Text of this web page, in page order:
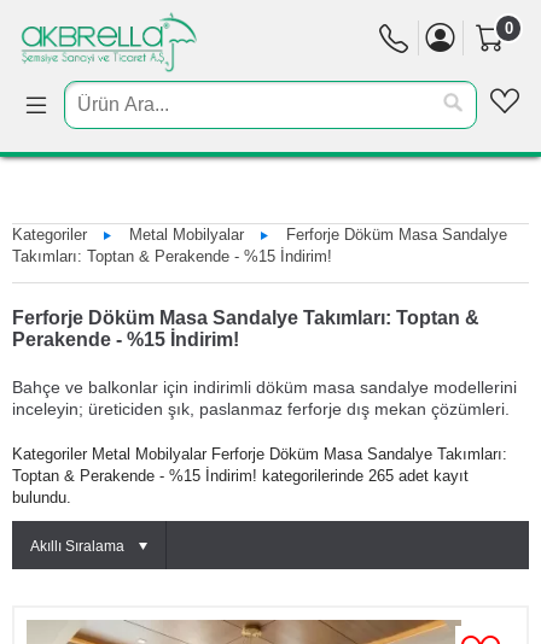
0
Kategoriler Metal Mobilyalar
Ferforje Döküm Masa Sandalye
Takımları: Toptan & Perakende - %15 İndirim!
Ferforje Döküm Masa Sandalye Takımları: Toptan &
Perakende - %15 İndirim!
Bahçe ve balkonlar için indirimli döküm masa sandalye modellerini
inceleyin; üreticiden şık, paslanmaz ferforje dış mekan çözümleri.
Kategoriler Metal Mobilyalar Ferforje Döküm Masa Sandalye Takımları:
Toptan & Perakende - %15 İndirim! kategorilerinde 265 adet kayıt
bulundu.
Akıllı Sıralama